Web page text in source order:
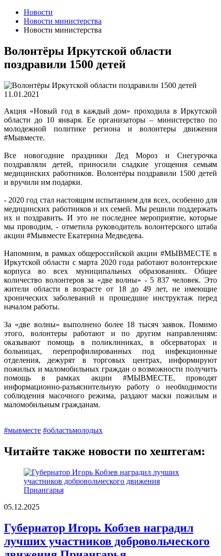
Новости
Новости министерства
Новости министерства
Волонтёры Иркутской области
поздравили 1500 детей
11.01.2021
Акция «Новый год в каждый дом» проходила в Иркутской
области до 10 января. Ее организаторы – министерство по
молодежной политике региона и волонтеры движения
#Мывместе.
Все новогодние праздники Дед Мороз и Снегурочка
поздравляли детей, приносили сладкие угощения семьям
медицинских работников. Волонтёры поздравили 1500 детей
и вручили им подарки.
- 2020 год стал настоящим испытанием для всех, особенно для
медицинских работников и их семей. Мы решили поддержать
их и поздравить. И это не последнее мероприятие, которые
мы проводим, - отметила руководитель волонтерского штаба
акции #Мывместе Екатерина Медведева.
Напомним, в рамках общероссийской акции #МЫВМЕСТЕ в
Иркутской области с марта 2020 года работают волонтерские
корпуса во всех муниципальных образованиях. Общее
количество волонтеров за «две волны» - 5 837 человек. Это
жители области в возрасте от 18 до 49 лет, не имеющие
хронических заболеваний и прошедшие инструктаж перед
началом работы.
За «две волны» выполнено более 18 тысяч заявок. Помимо
этого, волонтеры работают и по другим направлениям:
оказывают помощь в поликлиниках, в обсерваторах и
больницах, перепрофилированных под инфекционные
отделения, дежурят в торговых центрах, информируют
пожилых и маломобильных граждан о возможности получить
помощь в рамках акции #МЫВМЕСТЕ, проводят
информационно-разъяснительную работу о необходимости
соблюдения масочного режима, раздают маски пожилым и
маломобильным гражданам.
#мывместе #областьмолодых
Читайте также новости по хештегам:
05.12.2025
Губернатор Игорь Кобзев наградил
лучших участников добровольческого